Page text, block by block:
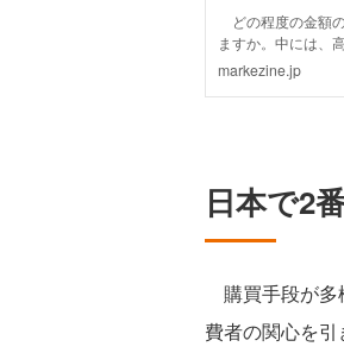
日本で2
購買手段が多
費者の関心を